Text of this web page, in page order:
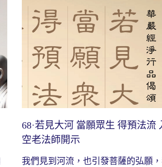
68·若見大河 當願眾生 得預法流
空老法師開示
我們見到河流，也引發菩薩的弘願，